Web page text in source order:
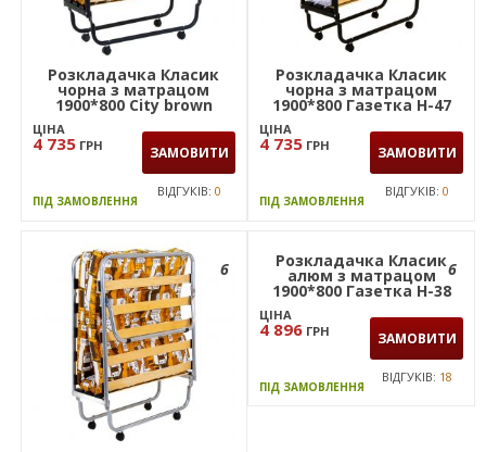
Розкладачка Класик
чорна з матрацом
1900*800 City brown
ЦІНА
4 735 ГРН ЗАМОВИТИ
ПІД ЗАМОВЛЕННЯ
ВІДГУКІВ:0
Розкладачка Класик
чорна з матрацом
1900*800 Газетка Н-47
ЦІНА
4 735 ГРН ЗАМОВИТИ
ПІД ЗАМОВЛЕННЯ
ВІДГУКІВ: 0
6 6